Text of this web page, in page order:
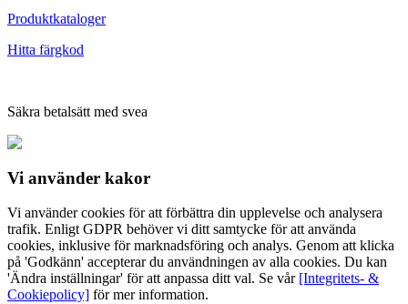
Produktkataloger
Hitta färgkod
Säkra betalsätt med svea
Vi använder kakor
Vi använder cookies för att förbättra din upplevelse och analysera
trafik. Enligt GDPR behöver vi ditt samtycke för att använda
cookies, inklusive för marknadsföring och analys. Genom att klicka
på 'Godkänn' accepterar du användningen av alla cookies. Du kan
'Ändra inställningar' för att anpassa ditt val. Se vår [Integritets- &
Cookiepolicy] för mer information.